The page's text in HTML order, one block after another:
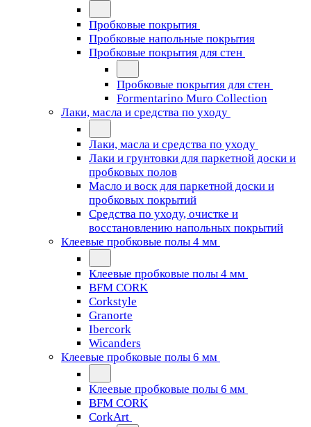
Пробковые покрытия
Пробковые напольные покрытия
Пробковые покрытия для стен
Пробковые покрытия для стен
Formentarino Muro Collection
Лаки, масла и средства по уходу
Лаки, масла и средства по уходу
Лаки и грунтовки для паркетной доски и
пробковых полов
Масло и воск для паркетной доски и
пробковых покрытий
Средства по уходу, очистке и
восстановлению напольных покрытий
Клеевые пробковые полы 4 мм
Клеевые пробковые полы 4 мм
BFM CORK
Corkstyle
Granorte
Ibercork
Wicanders
Клеевые пробковые полы 6 мм
Клеевые пробковые полы 6 мм
BFM CORK
CorkArt